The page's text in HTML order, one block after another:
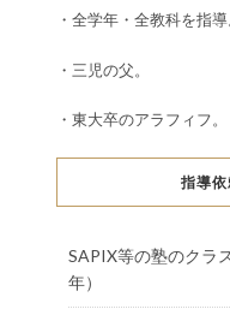
・全学年・全教科を指導
・三児の父。
・東大卒のアラフィフ。
指導
SAPIX等の塾のクラ
年）